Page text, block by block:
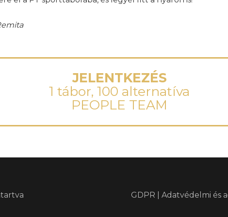
JELENTKEZÉS
1 tábor, 100 alternatíva
PEOPLE TEAM
GDPR | Adatvédelmi és